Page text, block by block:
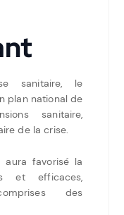
sanitaire, le
plan national de
sanitaire,
de la crise.
aura favorisé la
et efficaces,
des